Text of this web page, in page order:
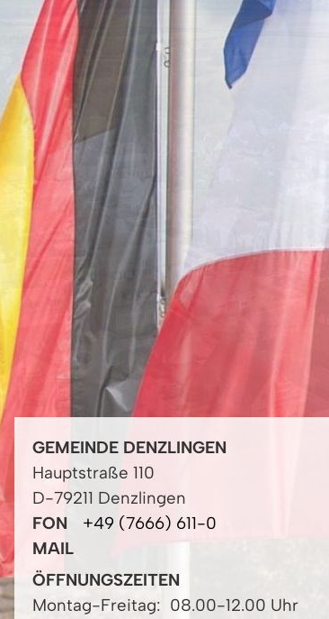
GEMEINDE DENZLINGEN
Hauptstraße 110
D-79211 Denzlingen
FON
+49 (7666) 611-0
MAIL
ÖFFNUNGSZEITEN
Montag-Freitag: 08.00-12.00 Uhr